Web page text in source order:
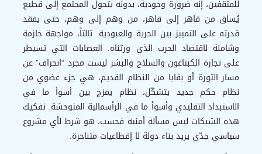
للمثقفين، إنه ضرورة وجودية، بدونه يتحول المجتمع إلى قطيع
يُساق من قاهر إلى قاهر، من وهم إلى وهم، حتى يفقد
قدرته على التمييز بين الحرية والعبودية. ثالثاً، مواجهة حازمة
وشاملة لاقتصاد الحرب الذي ورثناه. العصابات التي تسيطر
على تجارة الكبتاغون والسلاح والبشر ليست مجرد “انحراف” عن
مسار الثورة أو بقايا من النظام القديم، هي جزء عضوي من
نظام حكم جديد يتشكّل، نظام يمزج بين أسوأ ما في
الاستبداد التقليدي وأسوأ ما في الرأسمالية المتوحشة. تفكيك
هذه الشبكات ليس مسألة أمنية فحسب، هو شرط لأي مشروع
سياسي جدّي يريد بناء دولة لا إقطاعيات متناحرة.